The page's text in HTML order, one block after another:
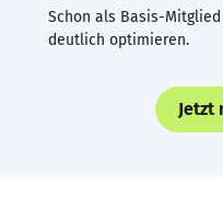
Schon als Basis-
deutlich optimieren.
Jetzt